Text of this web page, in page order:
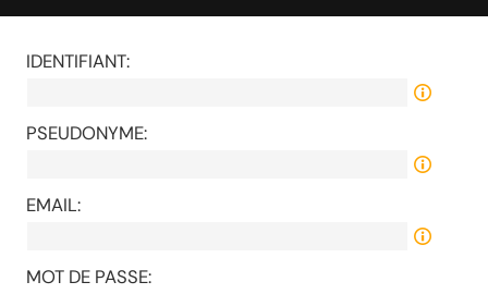
IDENTIFIANT:
PSEUDONYME:
EMAIL:
MOT DE PASSE: